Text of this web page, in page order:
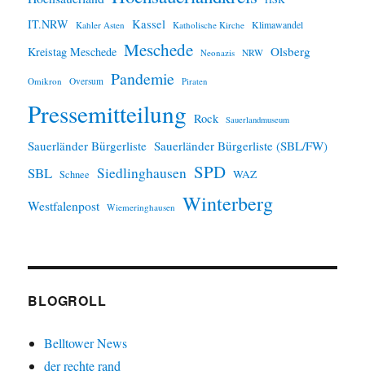
IT.NRW Kahler Asten Kassel Katholische Kirche Klimawandel
Kreistag Meschede Meschede Neonazis NRW Olsberg
Omikron Oversum Pandemie Piraten
Pressemitteilung Rock Sauerlandmuseum
Sauerländer Bürgerliste Sauerländer Bürgerliste (SBL/FW)
SBL Schnee Siedlinghausen SPD WAZ
Westfalenpost Wiemeringhausen Winterberg
BLOGROLL
Belltower News
der rechte rand